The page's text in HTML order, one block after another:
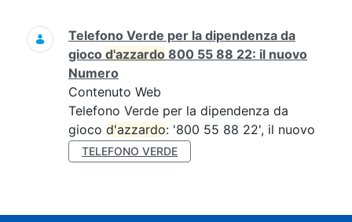
Ricerca
Telefono Verde per la dipendenza da
gioco d'azzardo 800 55 88 22: il nuovo
Numero
Contenuto Web
Telefono Verde per la dipendenza da
gioco d'azzardo: '800 55 88 22', il nuovo
TELEFONO VERDE